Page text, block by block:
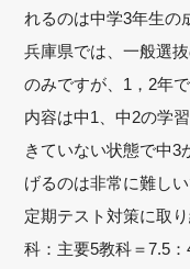
れるのは中学3年生の
兵庫県では、一般選
のみですが、1，2年
内容は中1、中2の学
きていない状態で中3
げるのは非常に難し
定期テスト対策に取
科：主要5教科＝7.5